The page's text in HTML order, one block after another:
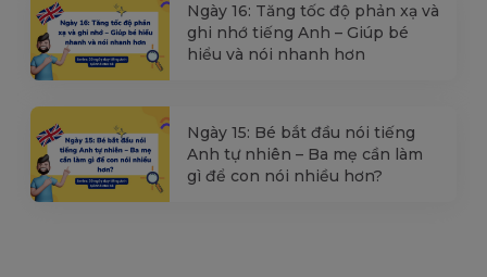
Ngày 16: Tăng tốc độ phản xạ và
ghi nhớ tiếng Anh – Giúp bé
hiểu và nói nhanh hơn
Ngày 15: Bé bắt đầu nói tiếng
Anh tự nhiên – Ba mẹ cần làm
gì để con nói nhiều hơn?